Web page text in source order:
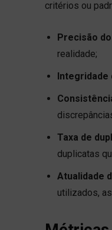
critérios ou
Precisão
realidade;
Integridade
Taxa de
duplicatas
Atualidade
utilizados,